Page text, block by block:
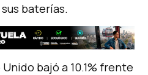
baterías.
bajó a 10.1% frente